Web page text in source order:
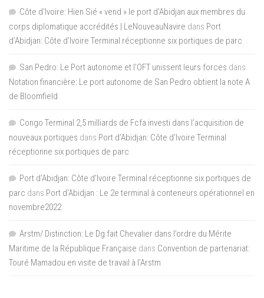
Côte d'Ivoire: Hien Sié « vend » le port d'Abidjan aux membres du
corps diplomatique accrédités | LeNouveauNavire dans Port
d’Abidjan: Côte d’Ivoire Terminal réceptionne six portiques de parc
San Pedro: Le Port autonome et l’OFT unissent leurs forces dans
Notation financière: Le port autonome de San Pedro obtient la note A
de Bloomfield
Congo Terminal 2,5 milliards de Fcfa investi dans l’acquisition de
nouveaux portiques dans Port d’Abidjan: Côte d’Ivoire Terminal
réceptionne six portiques de parc
Port d'Abidjan: Côte d’Ivoire Terminal réceptionne six portiques de
parc dans Port d’Abidjan : Le 2e terminal à conteneurs opérationnel en
novembre2022
Arstm/ Distinction: Le Dg fait Chevalier dans l’ordre du Mérite
Maritime de la République Française dans Convention de partenariat:
Touré Mamadou en visite de travail à l’Arstm